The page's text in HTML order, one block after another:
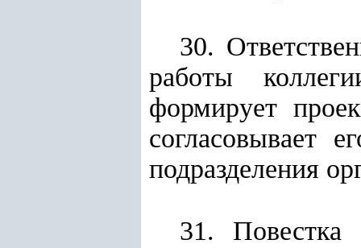
30.
работы
формирует
согласовывает
подразделения
31. Повестка